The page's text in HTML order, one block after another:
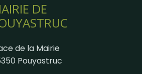
DE
de la Mairie
Pouyastruc